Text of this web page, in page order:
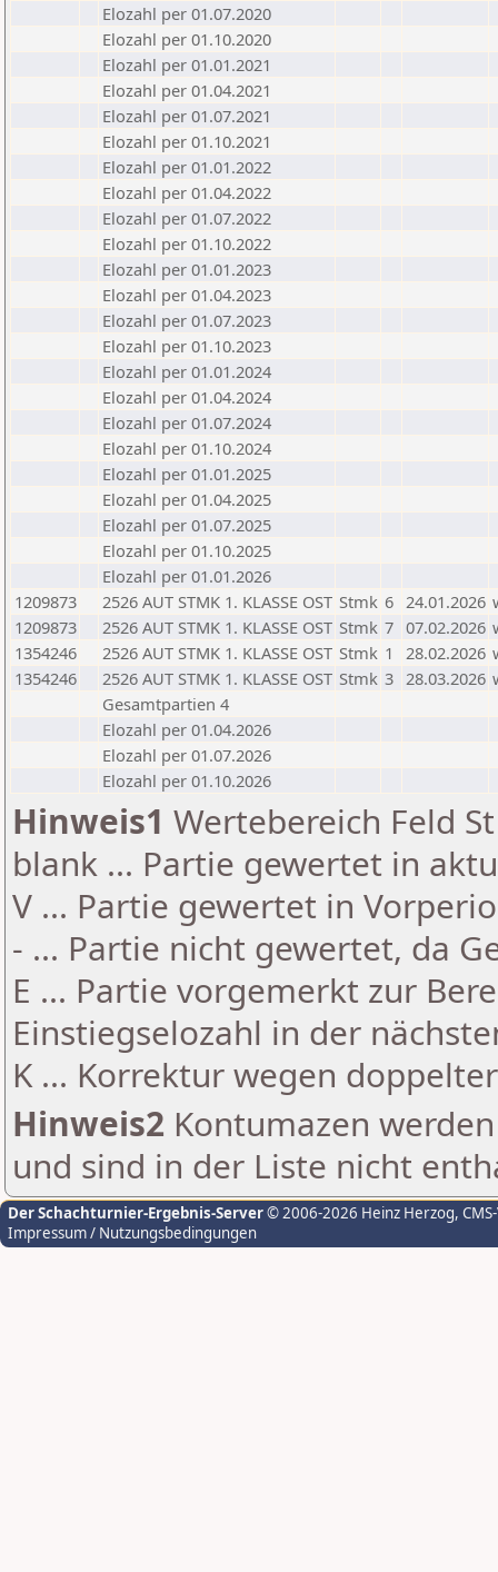
Elozahl per 01.07.2020
Elozahl per 01.10.2020
Elozahl per 01.01.2021
Elozahl per 01.04.2021
Elozahl per 01.07.2021
Elozahl per 01.10.2021
Elozahl per 01.01.2022
Elozahl per 01.04.2022
Elozahl per 01.07.2022
Elozahl per 01.10.2022
Elozahl per 01.01.2023
Elozahl per 01.04.2023
Elozahl per 01.07.2023
Elozahl per 01.10.2023
Elozahl per 01.01.2024
Elozahl per 01.04.2024
Elozahl per 01.07.2024
Elozahl per 01.10.2024
Elozahl per 01.01.2025
Elozahl per 01.04.2025
Elozahl per 01.07.2025
Elozahl per 01.10.2025
Elozahl per 01.01.2026
1209873
2526 AUT STMK 1. KLASSE OST Stmk 6 24.01.2026
1209873
2526 AUT STMK 1. KLASSE OST Stmk 7 07.02.2026
1354246
2526 AUT STMK 1. KLASSE OST Stmk 1 28.02.2026
1354246
2526 AUT STMK 1. KLASSE OST Stmk 3 28.03.2026
Gesamtpartien 4
Elozahl per 01.04.2026
Elozahl per 01.07.2026
Elozahl per 01.10.2026
Hinweis1 Wertebereich Feld
blank ... Partie gewertet in
V ... Partie gewertet in
- ... Partie nicht gewertet, da
E ... Partie vorgemerkt zur
Einstiegselozahl in der
K ... Korrektur wegen
Hinweis2 Kontumazen
und sind in der Liste nicht
Der Schachturnier-Ergebnis-Server© 2006-2026 Heinz Herzog,
Impressum / Nutzungsbedingungen